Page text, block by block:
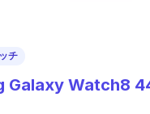
チ
Galaxy Watch8